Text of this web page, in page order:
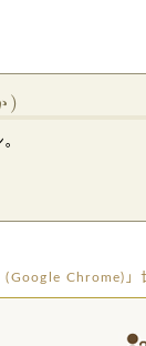
(Google Chrome)